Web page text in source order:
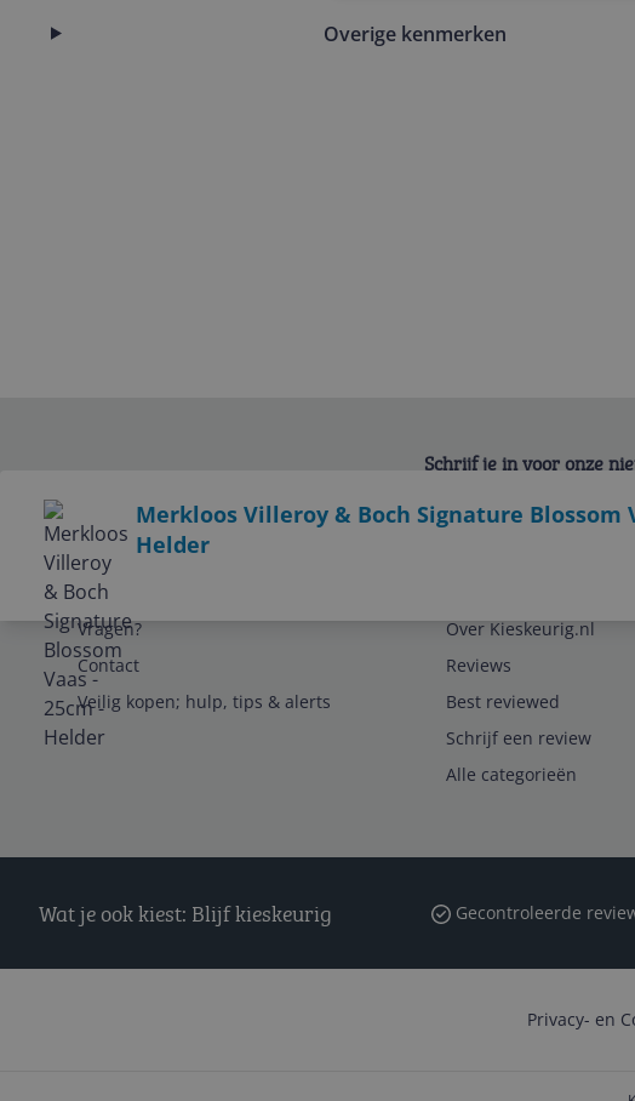
Overige kenmerken
Merkloos Villeroy & Boch Signature Blossom
Helder
Schrijf je in voor onze
Service
Vragen?
Contact
Veilig kopen; hulp, tips & alerts
Over Kieskeurig.nl
Reviews
Best reviewed
Schrijf een review
Alle categorieën
Wat je ook kiest: Blijf kieskeurig Gecontroleerde
Privacy- en